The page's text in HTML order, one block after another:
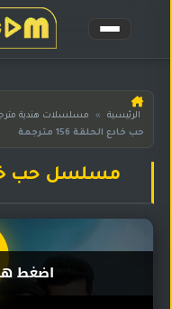
الرئيسية
مسلسلات
المترجمة
الرئيسية » مسلسلات هندية
حب خادع الحلقة 156 مترجمة
مسلسل حب خادع
اضغط